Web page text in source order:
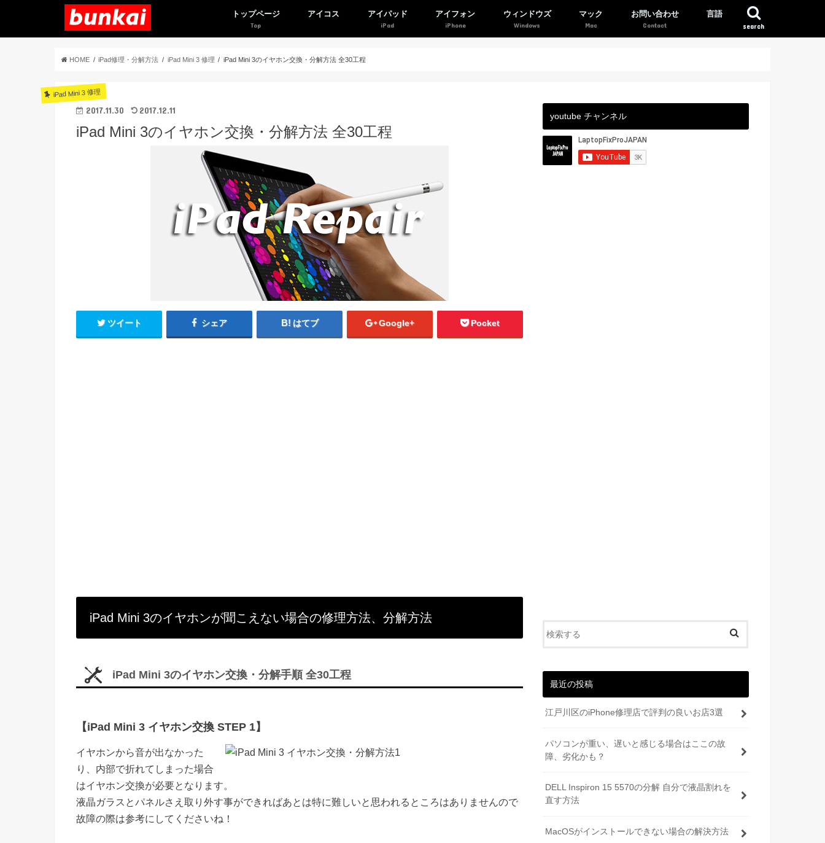
search
トップページ アイコス アイパッド アイフォン ウィンドウズ マック お問い合わせ 言語
HOME iPad修理・分解方法 iPad Mini 3 修理 iPad Mini 3のイヤホン交換・分解方法 全30工程
iPad Mini 3 修理
2017.11.30 2017.12.11
iPad Mini 3のイヤホン交換・分解方法 全30工程
ツイート シェア はてブ Google+ Pocket
iPad Mini 3のイヤホンが聞こえない場合の修理方法、分解方法
iPad Mini 3のイヤホン交換・分解手順 全30工程
【iPad Mini 3 イヤホン交換 STEP 1】
イヤホンから音が出なかった
り、内部で折れてしまった場合
はイヤホン交換が必要となります。
液晶ガラスとパネルさえ取り外す事ができればあとは特に難しいと思われるところはありませんので
故障の際は参考にしてくださいね！
youtube チャンネル
最近の投稿
江戸川区のiPhone修理店で評判の良いお店3選
パソコンが重い、遅いと感じる場合はここの故
障、劣化かも？
DELL Inspiron 15 5570の分解 自分で液晶割れを
直す方法
MacOSがインストールできない場合の解決方法